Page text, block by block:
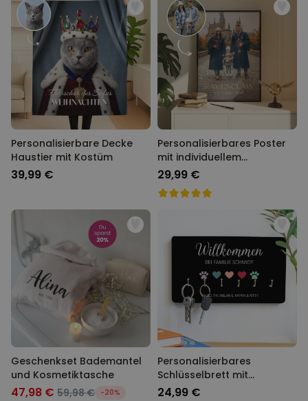
Personalisierbare Decke
Haustier mit Kostüm
39,99 €
Personalisierbares Poster
mit individuellem
Zauberdesign
29,99 €
Geschenkset Bademantel
und Kosmetiktasche
47,98 € 59,98 € -20%
Personalisierbares
Schlüsselbrett mit
Symbolen und Namen
24,99 €